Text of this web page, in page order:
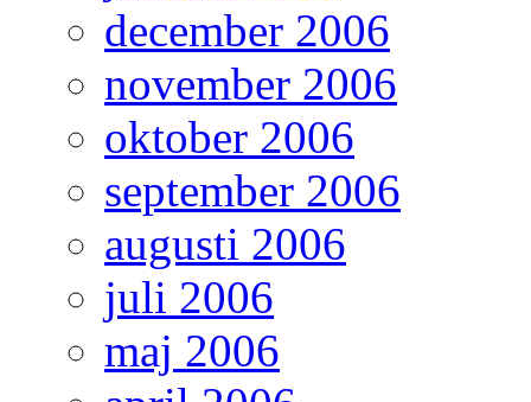
december 2006
november 2006
oktober 2006
september 2006
augusti 2006
juli 2006
maj 2006